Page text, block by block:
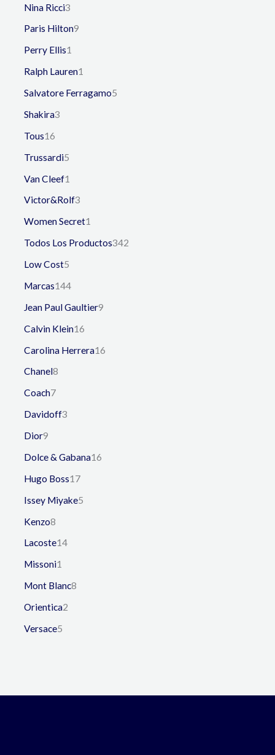
Nina Ricci3
Paris Hilton9
Perry Ellis1
Ralph Lauren1
Salvatore Ferragamo5
Shakira3
Tous16
Trussardi5
Van Cleef1
Victor&Rolf3
Women Secret1
Todos Los Productos342
Low Cost5
Marcas144
Jean Paul Gaultier9
Calvin Klein16
Carolina Herrera16
Chanel8
Coach7
Davidoff3
Dior9
Dolce & Gabana16
Hugo Boss17
Issey Miyake5
Kenzo8
Lacoste14
Missoni1
Mont Blanc8
Orientica2
Versace5